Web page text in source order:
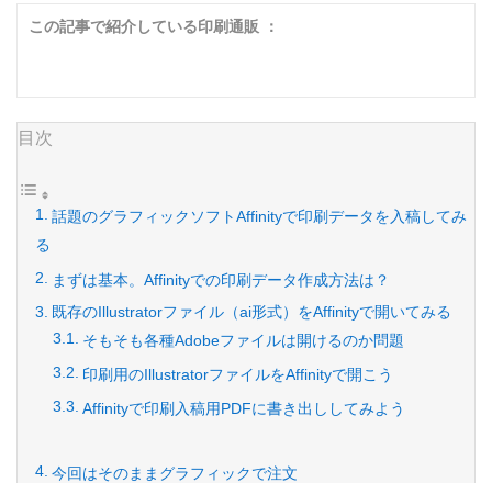
この記事で紹介している印刷通販 ：
目次
話題のグラフィックソフトAffinityで印刷データを入稿してみ
る
まずは基本。Affinityでの印刷データ作成方法は？
既存のIllustratorファイル（ai形式）をAffinityで開いてみる
そもそも各種Adobeファイルは開けるのか問題
印刷用のIllustratorファイルをAffinityで開こう
Affinityで印刷入稿用PDFに書き出ししてみよう
今回はそのままグラフィックで注文